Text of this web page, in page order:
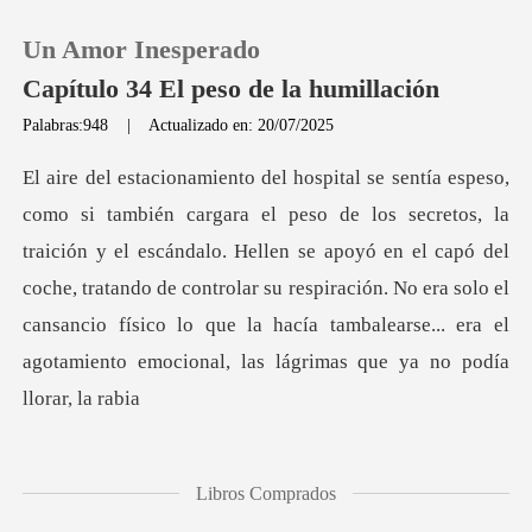
0
Recargar
Un Amor Inesperado
Capítulo 34 El peso de la humillación
Palabras:948 | Actualizado en: 20/07/2025
ión y el escándalo. Hellen se apoyó en el capó del
coche, tratando de controlar su respiración. No era solo el
cansa
Libros Comprados